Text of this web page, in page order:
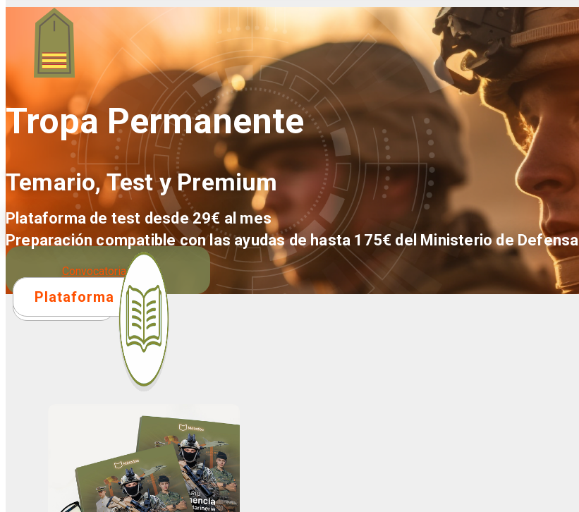
Tropa Permanente
Temario, Test y Premium
Plataforma de test desde 29€ al mes
Preparación compatible con las ayudas de hasta 175€ del Ministerio de Defensa
Convocatoria 2026
Temario
Plataforma